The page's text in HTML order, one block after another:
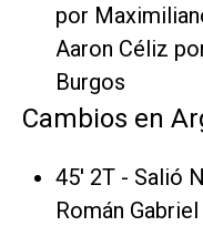
por
Aaron Céliz
Burgos
Cambios en
45' 2T - Salió
Román